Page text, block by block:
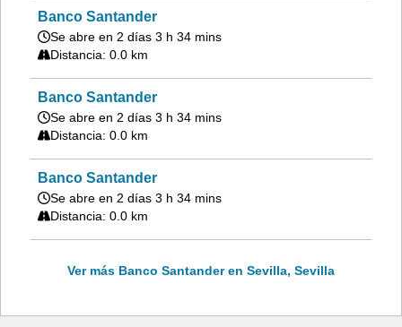
Banco Santander
Se abre en 2 días 3 h 34 mins
Distancia: 0.0 km
Banco Santander
Se abre en 2 días 3 h 34 mins
Distancia: 0.0 km
Banco Santander
Se abre en 2 días 3 h 34 mins
Distancia: 0.0 km
Ver más Banco Santander en Sevilla, Sevilla